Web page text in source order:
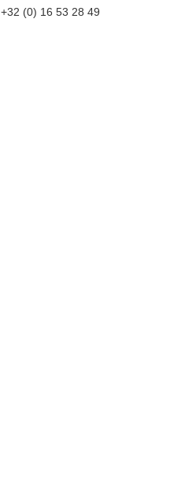
+32 (0) 16 53 28 49